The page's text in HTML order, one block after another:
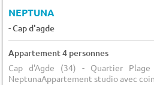
NEPTUNA
-Cap d'agde
Appartement 4 personnes
Cap d'Agde (34) - Quartier
NeptunaAppartement studio avec